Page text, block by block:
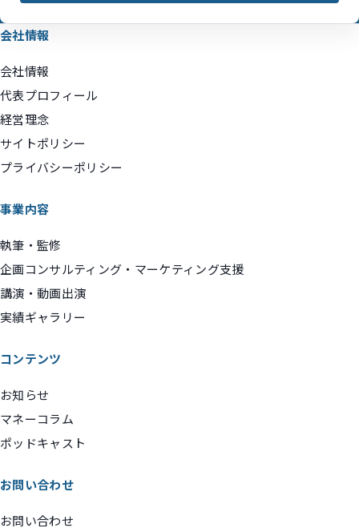
会社情報
会社情報
代表プロフィール
経営理念
サイトポリシー
プライバシーポリシー
事業内容
執筆・監修
企画コンサルティング・マーケティング支援
講演・動画出演
実績ギャラリー
コンテンツ
お知らせ
マネーコラム
ポッドキャスト
お問い合わせ
お問い合わせ